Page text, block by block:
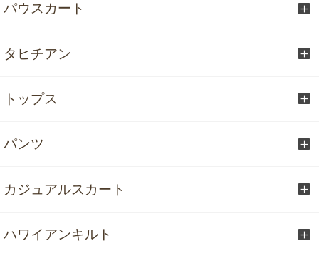
パウスカート
タヒチアン
トップス
パンツ
カジュアルスカート
ハワイアンキルト